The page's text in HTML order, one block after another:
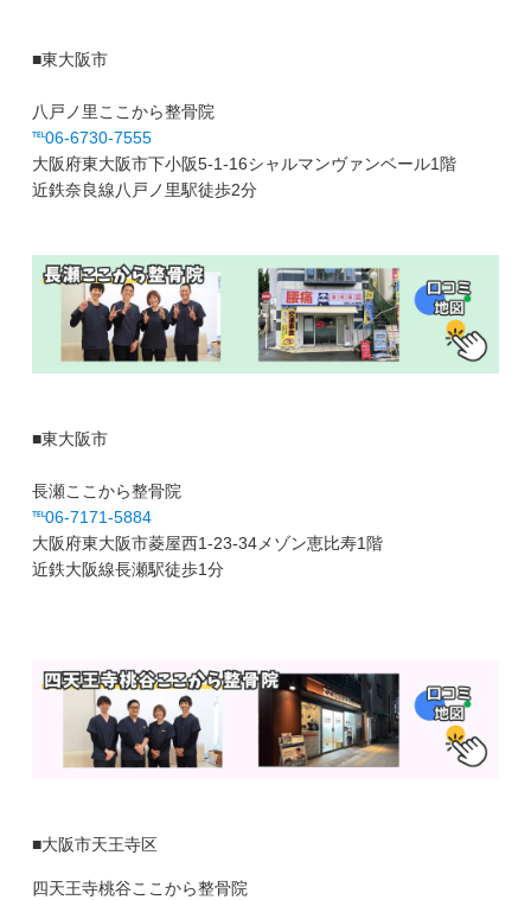
■東大阪市
八戸ノ里ここから整骨院
℡06-6730-7555
大阪府東大阪市下小阪5-1-16シャルマンヴァンベール1階
近鉄奈良線八戸ノ里駅徒歩2分
■東大阪市
長瀬ここから整骨院
℡06-7171-5884
大阪府東大阪市菱屋西1-23-34メゾン恵比寿1階
近鉄大阪線長瀬駅徒歩1分
■大阪市天王寺区
四天王寺桃谷ここから整骨院